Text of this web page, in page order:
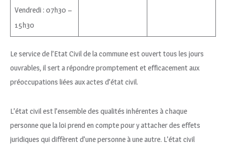
Vendredi : 07h30 –
15h30
Le service de l’Etat Civil de la commune est ouvert tous les jours
ouvrables, il sert a répondre promptement et efficacement aux
préoccupations liées aux actes d’état civil.
L’état civil est l’ensemble des qualités inhérentes à chaque
personne que la loi prend en compte pour y attacher des effets
juridiques qui diffèrent d’une personne à une autre. L’état civil